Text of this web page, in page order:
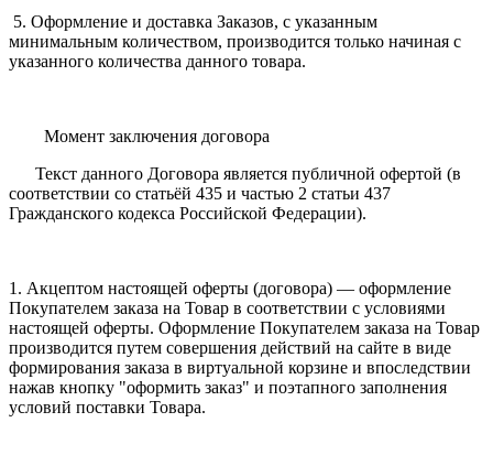
5. Оформление и доставка Заказов, с указанным
минимальным количеством, производится только начиная с
указанного количества данного товара.
Момент заключения договора
Текст данного Договора является публичной офертой (в
соответствии со статьёй 435 и частью 2 статьи 437
Гражданского кодекса Российской Федерации).
1. Акцептом настоящей оферты (договора) — оформление
Покупателем заказа на Товар в соответствии с условиями
настоящей оферты. Оформление Покупателем заказа на Товар
производится путем совершения действий на сайте в виде
формирования заказа в виртуальной корзине и впоследствии
нажав кнопку "оформить заказ" и поэтапного заполнения
условий поставки Товара.